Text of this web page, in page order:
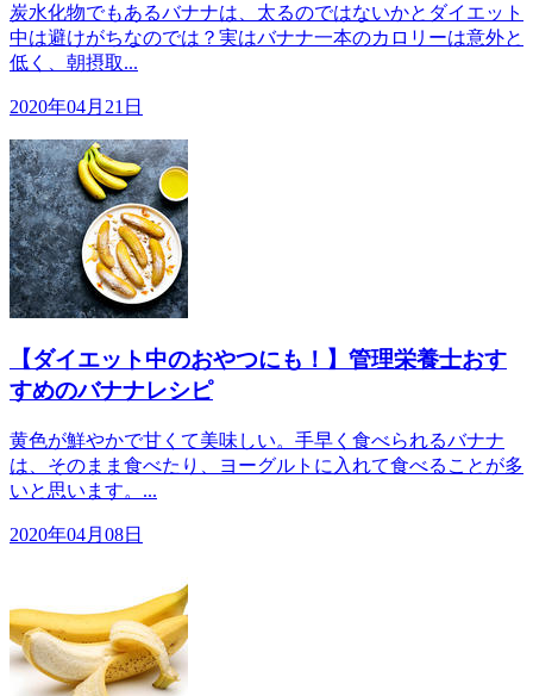
炭水化物でもあるバナナは、太るのではないかとダイエット
中は避けがちなのでは？実はバナナ一本のカロリーは意外と
低く、朝摂取...
2020年04月21日
【ダイエット中のおやつにも！】管理栄養士おす
すめのバナナレシピ
黄色が鮮やかで甘くて美味しい。手早く食べられるバナナ
は、そのまま食べたり、ヨーグルトに入れて食べることが多
いと思います。...
2020年04月08日